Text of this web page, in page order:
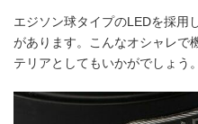
エジソン球タイプのLEDを採用
があります。こんなオシャレで
テリアとしてもいかがでしょう。